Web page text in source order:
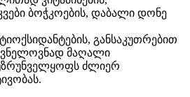
ბოჭკოების, დაბალი დონე
განსაკუთრებით
მაღალი
ძლიერ